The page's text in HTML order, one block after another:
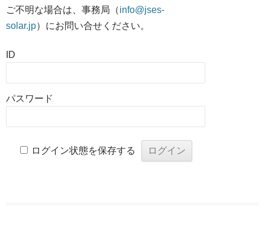
ご不明な場合は、事務局（info@jses-
solar.jp）にお問い合せください。
ID
パスワード
ログイン状態を保存する